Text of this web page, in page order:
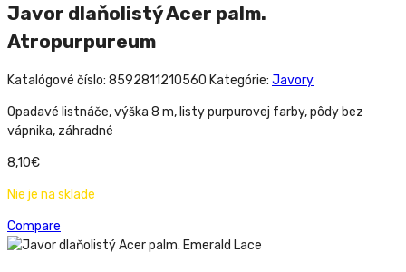
Javor dlaňolistý Acer palm.
Atropurpureum
Katalógové číslo: 8592811210560 Kategórie: Javory
Opadavé listnáče, výška 8 m, listy purpurovej farby, pôdy bez
vápnika, záhradné
8,10€
Nie je na sklade
Compare